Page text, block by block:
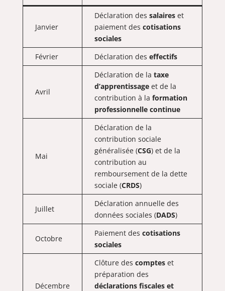
Janvier
Déclaration des salaires et
paiement des cotisations
sociales
Février
Déclaration des effectifs
Avril
Déclaration de la taxe
d’apprentissageet de la
contribution à la formation
professionnelle continue
Mai
Déclaration de la
contribution sociale
généralisée (CSG) et de la
contribution au
remboursement de la dette
sociale (CRDS)
Juillet
Déclaration annuelle des
données sociales (DADS)
Octobre
Paiement des cotisations
sociales
Décembre
Clôture des comptes et
préparation des
déclarations fiscales et